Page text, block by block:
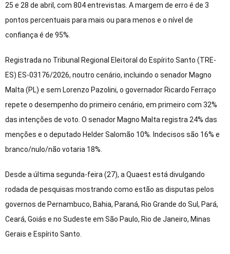
25 e 28 de abril, com 804 entrevistas. A margem de erro é de 3
pontos percentuais para mais ou para menos e o nível de
confiança é de 95%.
Registrada no Tribunal Regional Eleitoral do Espírito Santo (TRE-
ES) ES-03176/2026, noutro cenário, incluindo o senador Magno
Malta (PL) e sem Lorenzo Pazolini, o governador Ricardo Ferraço
repete o desempenho do primeiro cenário, em primeiro com 32%
das intenções de voto. O senador Magno Malta registra 24% das
menções e o deputado Helder Salomão 10%. Indecisos são 16% e
branco/nulo/não votaria 18%.
Desde a última segunda-feira (27), a Quaest está divulgando
rodada de pesquisas mostrando como estão as disputas pelos
governos de Pernambuco, Bahia, Paraná, Rio Grande do Sul, Pará,
Ceará, Goiás e no Sudeste em São Paulo, Rio de Janeiro, Minas
Gerais e Espírito Santo.